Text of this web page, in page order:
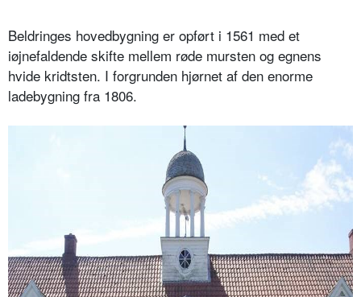
Beldringes hovedbygning er opført i 1561 med et
iøjnefaldende skifte mellem røde mursten og egnens
hvide kridtsten. I forgrunden hjørnet af den enorme
ladebygning fra 1806.